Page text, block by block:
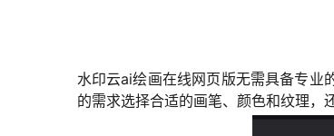
水印云ai绘画在线网页版无需具备专业
的需求选择合适的画笔、颜色和纹理，